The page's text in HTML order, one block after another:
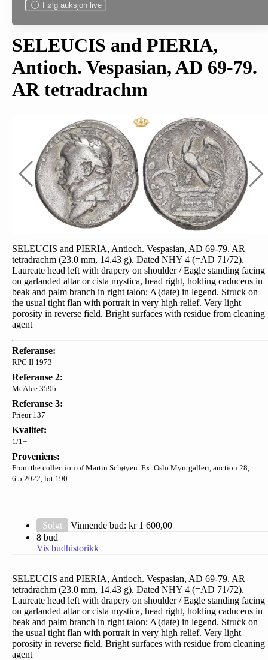
Følg auksjon live
SELEUCIS and PIERIA,
Antioch. Vespasian, AD 69-79.
AR tetradrachm
SELEUCIS and PIERIA, Antioch. Vespasian, AD 69-79. AR
tetradrachm (23.0 mm, 14.43 g). Dated NHY 4 (=AD 71/72).
Laureate head left with drapery on shoulder / Eagle standing facing
on garlanded altar or cista mystica, head right, holding caduceus in
beak and palm branch in right talon; Δ (date) in legend. Struck on
the usual tight flan with portrait in very high relief. Very light
porosity in reverse field. Bright surfaces with residue from cleaning
agent
Referanse:
RPC II 1973
Referanse 2:
McAlee 359b
Referanse 3:
Prieur 137
Kvalitet:
1/1+
Proveniens:
From the collection of Martin Schøyen. Ex. Oslo Myntgalleri, auction 28,
6.5.2022, lot 190
Solgt Vinnende bud: kr 1 600,00
8 bud
Vis budhistorikk
SELEUCIS and PIERIA, Antioch. Vespasian, AD 69-79. AR
tetradrachm (23.0 mm, 14.43 g). Dated NHY 4 (=AD 71/72).
Laureate head left with drapery on shoulder / Eagle standing facing
on garlanded altar or cista mystica, head right, holding caduceus in
beak and palm branch in right talon; Δ (date) in legend. Struck on
the usual tight flan with portrait in very high relief. Very light
porosity in reverse field. Bright surfaces with residue from cleaning
agent